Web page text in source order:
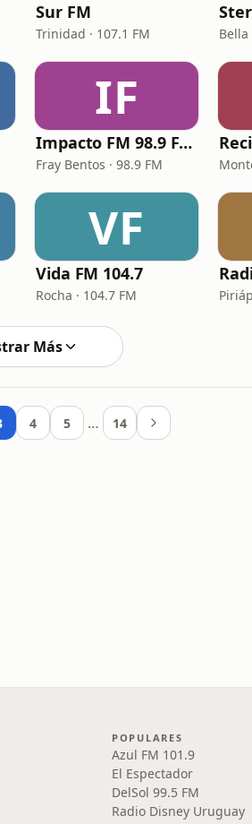
Sur FM
Trinidad · 107.1 FM Bella
IF
Impacto FM 98.9 Fray Bentos
Fray Bentos · 98.9 FM
VF
Vida FM 104.7
Rocha · 104.7 FM
Más
4 5 … 14
POPULARES
Azul FM 101.9
El Espectador
DelSol 99.5 FM
Radio Disney Uruguay